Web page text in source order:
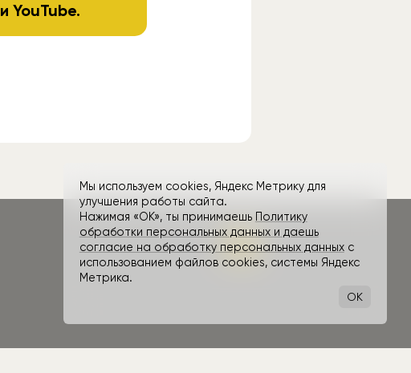
иYouTube.
Мы используем cookies, Яндекс Метрику для
улучшения работы сайта.
Нажимая «ОК», ты принимаешь Политику
обработки персональных данных и даешь
согласие на обработку персональных данныхс
использованием файлов cookies, системы Яндекс
Метрика.
OK